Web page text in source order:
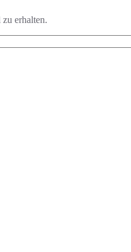
erhalten.